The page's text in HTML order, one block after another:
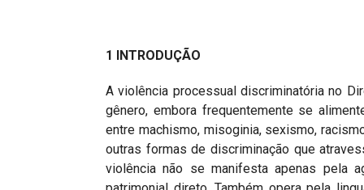
IBDFAM Educacional1 INTRODUÇÃO
A violência processual discriminatória no
gênero, embora frequentemente se
entre machismo, misoginia, sexismo,
outras formas de discriminação que
violência não se manifesta apenas pela